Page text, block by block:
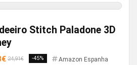
Stitch Paladone 3D
24,91€ -45% Amazon Espanha